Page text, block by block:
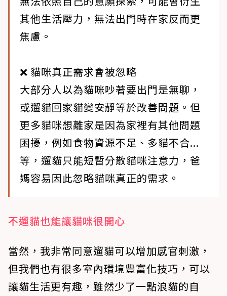
其他生活壓力，無法出門時在家反而更
焦慮。
❌ 貓咪真正需求會被忽略
大部分人以為貓咪吵著要出門是無聊，
或遛貓回家貓變安靜等於改善問題。但
更多貓咪想離家是因為家裡有其他問題
困擾，例如食物資源不足、多貓不合...
等，遛貓只能短暫分散貓咪注意力，爸
媽容易因此忽略貓咪真正的需求。​
不遛貓也能讓貓咪很開心
​當然，我非常同意遛貓可以增加感官刺激，
但我們也有很多室內環境豐富化技巧，可以
讓貓生活更有趣，雖然少了一點浪貓的自